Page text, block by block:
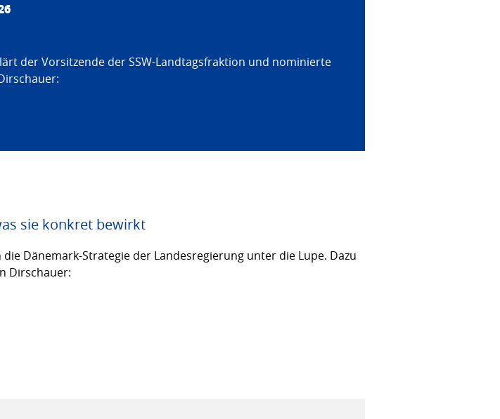
der Vorsitzende der SSW-Landtagsfraktion und nominierte
sie konkret bewirkt
Dänemark-Strategie der Landesregierung unter die Lupe. Dazu
Dirschauer: